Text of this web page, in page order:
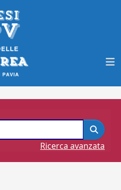
Ricerca avanzata